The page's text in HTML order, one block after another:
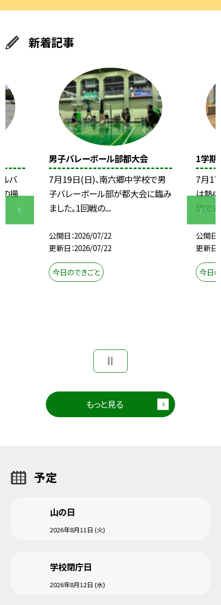
新着記事
バ
の撮
男子バレーボール部都大会
7月19日(日)、南六郷中学校で男
子バレーボール部が都大会に臨み
ました。1回戦の...
公開日 2026/07/22
更新日 2026/07/22
今日のできごと
1学期
7月17
は熱
信で
公開日
更新日
今日
もっと見る
予定
山の日
2026年8月11日 (火)
学校閉庁日
2026年8月12日 (水)